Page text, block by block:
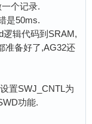
个记录.
是50ms.
逻辑代码到SRAM,
准备好了,AG32还
置SWJ_CNTL为
功能.